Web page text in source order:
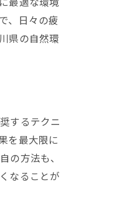
、日々の疲
県の自然環
するテクニ
を最大限に
の方法も、
なることが